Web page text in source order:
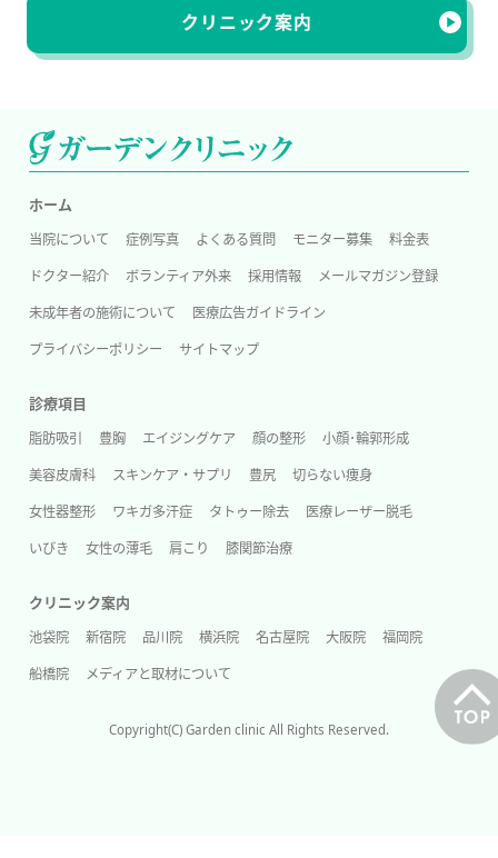
クリニック案内
ホーム
当院について 症例写真 よくある質問 モニター募集
料金表
ドクター紹介
ボランティア外来 採用情報
メールマガジン登録
未成年者の施術について
医療広告ガイドライン
プライバシーポリシー
サイトマップ
診療項目
脂肪吸引 豊胸 エイジングケア 顔の整形
小顔･輪郭形成
美容皮膚科
スキンケア・サプリ 豊尻
切らない痩身
女性器整形
ワキガ多汗症 タトゥー除去
医療レーザー脱毛
いびき
女性の薄毛 肩こり 膝関節治療
クリニック案内
池袋院 新宿院 品川院 横浜院 名古屋院 大阪院
福岡院
船橋院
メディアと取材について
Copyright(C) Garden clinic All Rights Reserved.